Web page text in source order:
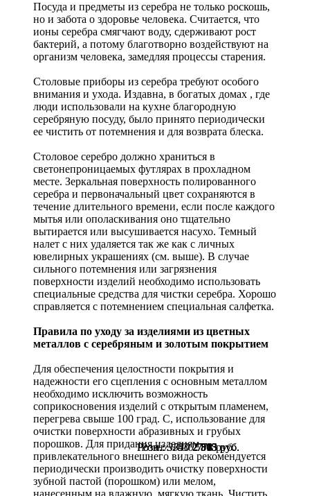
Розн.:3340 2 505руб.
Розн.:3750 2 813руб.
Розн.:1030 773руб.
Посуда и предметы из серебра не только роскошь,
но и забота о здоровье человека. Считается, что
ионы серебра смягчают воду, сдерживают рост
бактерий, а потому благотворно воздействуют на
организм человека, замедляя процессы старения.
Столовые приборы из серебра требуют особого
внимания и ухода. Издавна, в богатых домах , где
люди использовали на кухне благородную
серебряную посуду, было принято периодически
ее чистить от потемнения и для возврата блеска.
Столовое серебро должно храниться в
светонепроницаемых футлярах в прохладном
месте. Зеркальная поверхность полированного
серебра и первоначальный цвет сохраняются в
течение длительного времени, если после каждого
мытья или ополаскивания оно тщательно
вытирается или высушивается насухо. Темный
налет с них удаляется так же как с личных
ювелирных украшениях (см. выше). В случае
сильного потемнения или загрязнения
поверхности изделий необходимо использовать
специальные средства для чистки серебра. Хорошо
справляется с потемнением специальная салфетка.
Правила по уходу за изделиями из цветных
металлов с серебряным и золотым покрытием
Для обеспечения целостности покрытия и
надежности его сцепления с основным металлом
необходимо исключить возможность
соприкосновения изделий с открытым пламенем,
перегрева свыше 100 град. С, использование для
очистки поверхности абразивных и грубых
порошков. Для придания изделиям
привлекательного внешнего вида рекомендуется
периодически производить очистку поверхности
зубной пастой (порошком) или мелом,